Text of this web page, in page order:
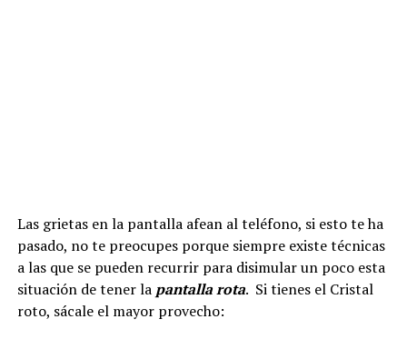
Las grietas en la pantalla afean al teléfono, si esto te ha
pasado, no te preocupes porque siempre existe técnicas
a las que se pueden recurrir para disimular un poco esta
situación de tener la pantalla rota. Si tienes el Cristal
roto, sácale el mayor provecho: